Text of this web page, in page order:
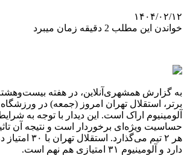
۱۴۰۴/۰۲/۱۲
خواندن این مطلب 2 دقیقه زمان میبرد
به گزارش همشهری‌آنلاین، در هفته
برتر، استقلال تهران امروز (جمعه) در ورزشگاه
حساسیت ویژه‌ای برخوردار است و نتیجه آن
هر ۲ تیم
دارد و آلومینیوم ۳۱ امتیازی هم نهم است.